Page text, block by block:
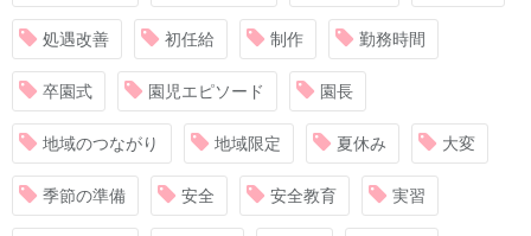
処遇改善 初任給 制作 勤務時間
卒園式 園児エピソード 園長
地域のつながり 地域限定 夏休み 大変
季節の準備 安全 安全教育 実習